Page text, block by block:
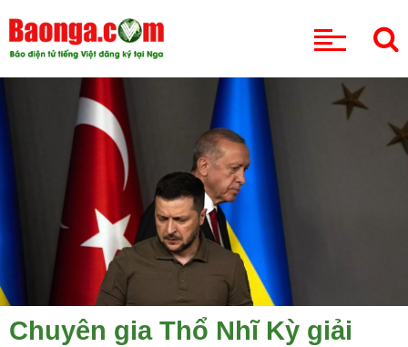
Chuyên gia Thổ Nhĩ Kỳ giải